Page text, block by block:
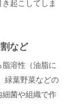
起こしてしま
など
溶性（油脂に
緑葉野菜などの
菌や組織で作